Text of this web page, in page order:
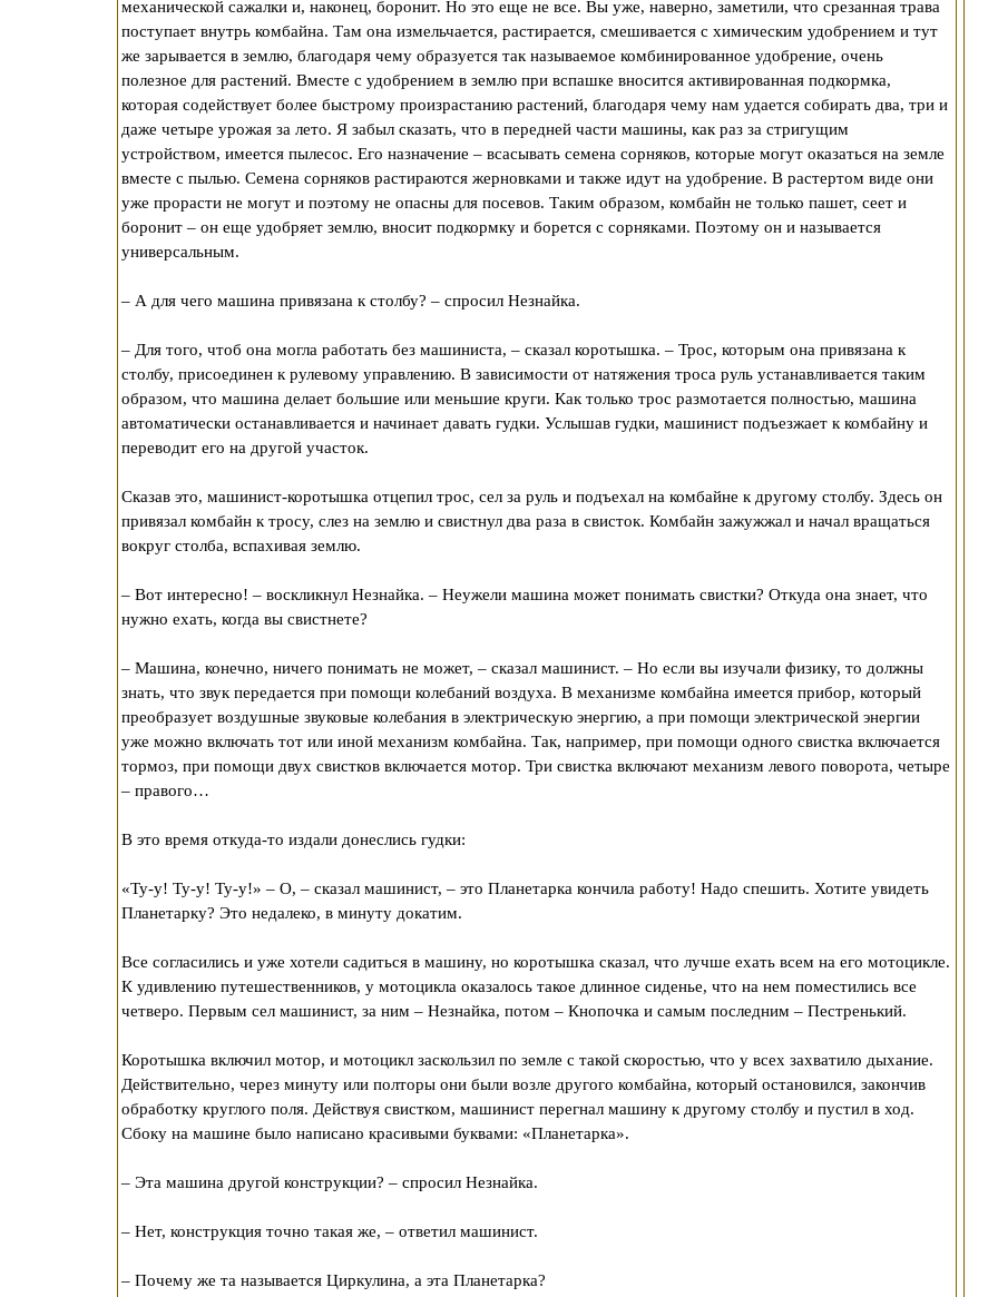
механической сажалки и, наконец, боронит. Но это еще не все. Вы уже, наверно, заметили, что срезанная трава
поступает внутрь комбайна. Там она измельчается, растирается, смешивается с химическим удобрением и тут
же зарывается в землю, благодаря чему образуется так называемое комбинированное удобрение, очень
полезное для растений. Вместе с удобрением в землю при вспашке вносится активированная подкормка,
которая содействует более быстрому произрастанию растений, благодаря чему нам удается собирать два, три и
даже четыре урожая за лето. Я забыл сказать, что в передней части машины, как раз за стригущим
устройством, имеется пылесос. Его назначение – всасывать семена сорняков, которые могут оказаться на земле
вместе с пылью. Семена сорняков растираются жерновками и также идут на удобрение. В растертом виде они
уже прорасти не могут и поэтому не опасны для посевов. Таким образом, комбайн не только пашет, сеет и
боронит – он еще удобряет землю, вносит подкормку и борется с сорняками. Поэтому он и называется
универсальным.
– А для чего машина привязана к столбу? – спросил Незнайка.
– Для того, чтоб она могла работать без машиниста, – сказал коротышка. – Трос, которым она привязана к
столбу, присоединен к рулевому управлению. В зависимости от натяжения троса руль устанавливается таким
образом, что машина делает большие или меньшие круги. Как только трос размотается полностью, машина
автоматически останавливается и начинает давать гудки. Услышав гудки, машинист подъезжает к комбайну и
переводит его на другой участок.
Сказав это, машинист-коротышка отцепил трос, сел за руль и подъехал на комбайне к другому столбу. Здесь он
привязал комбайн к тросу, слез на землю и свистнул два раза в свисток. Комбайн зажужжал и начал вращаться
вокруг столба, вспахивая землю.
– Вот интересно! – воскликнул Незнайка. – Неужели машина может понимать свистки? Откуда она знает, что
нужно ехать, когда вы свистнете?
– Машина, конечно, ничего понимать не может, – сказал машинист. – Но если вы изучали физику, то должны
знать, что звук передается при помощи колебаний воздуха. В механизме комбайна имеется прибор, который
преобразует воздушные звуковые колебания в электрическую энергию, а при помощи электрической энергии
уже можно включать тот или иной механизм комбайна. Так, например, при помощи одного свистка включается
тормоз, при помощи двух свистков включается мотор. Три свистка включают механизм левого поворота, четыре
– правого…
В это время откуда-то издали донеслись гудки:
«Ту-у! Ту-у! Ту-у!» – О, – сказал машинист, – это Планетарка кончила работу! Надо спешить. Хотите увидеть
Планетарку? Это недалеко, в минуту докатим.
Все согласились и уже хотели садиться в машину, но коротышка сказал, что лучше ехать всем на его мотоцикле.
К удивлению путешественников, у мотоцикла оказалось такое длинное сиденье, что на нем поместились все
четверо. Первым сел машинист, за ним – Незнайка, потом – Кнопочка и самым последним – Пестренький.
Коротышка включил мотор, и мотоцикл заскользил по земле с такой скоростью, что у всех захватило дыхание.
Действительно, через минуту или полторы они были возле другого комбайна, который остановился, закончив
обработку круглого поля. Действуя свистком, машинист перегнал машину к другому столбу и пустил в ход.
Сбоку на машине было написано красивыми буквами: «Планетарка».
– Эта машина другой конструкции? – спросил Незнайка.
– Нет, конструкция точно такая же, – ответил машинист.
– Почему же та называется Циркулина, а эта Планетарка?